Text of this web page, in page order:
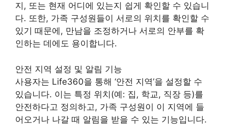
지, 또는 현재 어디에 있는지 쉽게 확인할 수 있습니
다. 또한, 가족 구성원들이 서로의 위치를 확인할 수
있기 때문에, 만남을 조정하거나 서로의 안부를 확
인하는 데에도 용이합니다.
안전 지역 설정 및 알림 기능
사용자는 Life360을 통해 ‘안전 지역’을 설정할 수
있습니다. 이는 특정 위치(예: 집, 학교, 직장 등)를
안전하다고 정의하고, 가족 구성원이 이 지역에 들
어오거나 나갈 때 알림을 받을 수 있는 기능입니다.